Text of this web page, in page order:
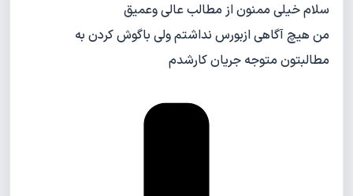
سلام خیلی ممنون از مطالب عالی وعمیق
من هیچ آگاهی ازبورس نداشتم ولی باگوش کردن به
مطالبتون متوجه جریان کارشدم